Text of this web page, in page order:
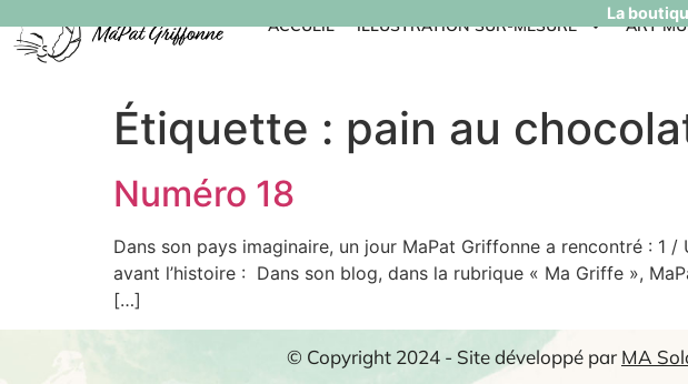
La
ACCUEIL ILLUSTRATION SUR-MESURE ART
Étiquette : pain au
Numéro 18
Dans son pays imaginaire, un jour MaPat Griffonne a rencontré :
avant l’histoire : Dans son blog, dans la rubrique « Ma Griffe »,
[…]
© Copyright 2024 - Site développé par MA